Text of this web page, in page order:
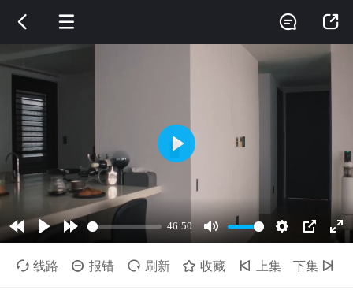
 


 线路  报错  刷新  收藏  上集 下集 